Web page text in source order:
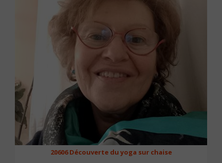
20606 Découverte du yoga sur chaise